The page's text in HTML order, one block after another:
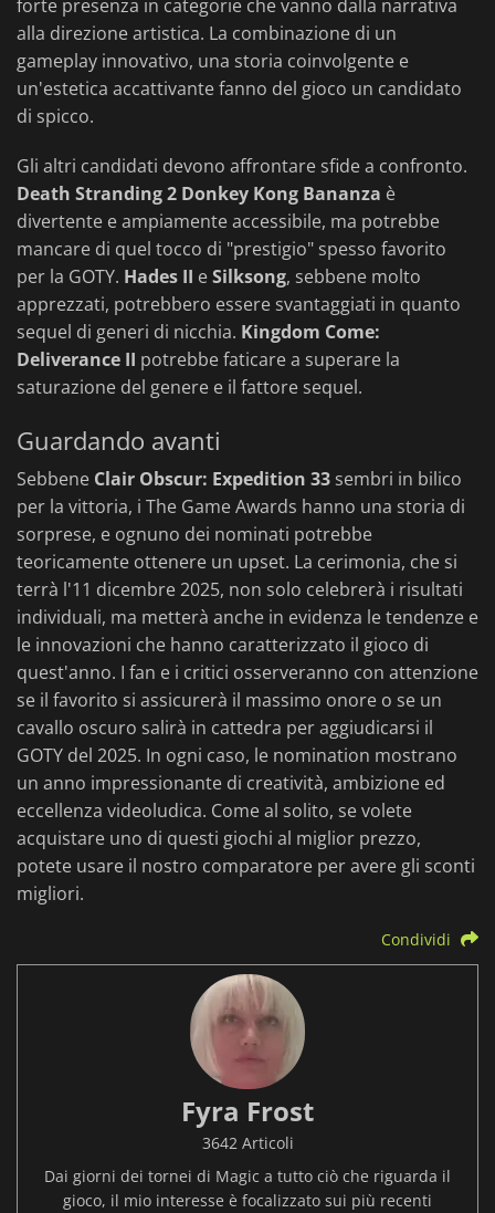
forte presenza in categorie che vanno dalla narrativa
alla direzione artistica. La combinazione di un
gameplay innovativo, una storia coinvolgente e
un'estetica accattivante fanno del gioco un candidato
di spicco.
Gli altri candidati devono affrontare sfide a confronto.
Death Stranding 2 Donkey Kong Bananza è
divertente e ampiamente accessibile, ma potrebbe
mancare di quel tocco di "prestigio" spesso favorito
per la GOTY. Hades II eSilksong, sebbene molto
apprezzati, potrebbero essere svantaggiati in quanto
sequel di generi di nicchia. Kingdom Come:
Deliverance II potrebbe faticare a superare la
saturazione del genere e il fattore sequel.
Guardando avanti
Sebbene Clair Obscur: Expedition 33 sembri in bilico
per la vittoria, i The Game Awards hanno una storia di
sorprese, e ognuno dei nominati potrebbe
teoricamente ottenere un upset. La cerimonia, che si
terrà l'11 dicembre 2025, non solo celebrerà i risultati
individuali, ma metterà anche in evidenza le tendenze e
le innovazioni che hanno caratterizzato il gioco di
quest'anno. I fan e i critici osserveranno con attenzione
se il favorito si assicurerà il massimo onore o se un
cavallo oscuro salirà in cattedra per aggiudicarsi il
GOTY del 2025. In ogni caso, le nomination mostrano
un anno impressionante di creatività, ambizione ed
eccellenza videoludica. Come al solito, se volete
acquistare uno di questi giochi al miglior prezzo,
potete usare il nostro comparatore per avere gli sconti
migliori.
Condividi
Fyra Frost
3642 Articoli
Dai giorni dei tornei di Magic a tutto ciò che riguarda il
gioco, il mio interesse è focalizzato sui più recenti